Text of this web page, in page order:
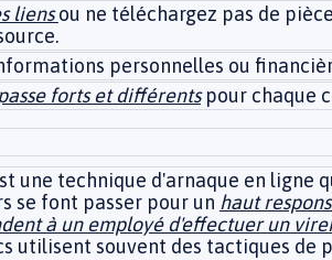
liensou ne téléchargez pas de
personnelles ou
forts et différentspour chaque
une technique d'arnaque en ligne
se font passer pour un haut
à un employé d'effectuer un
utilisent souvent des tactiques de